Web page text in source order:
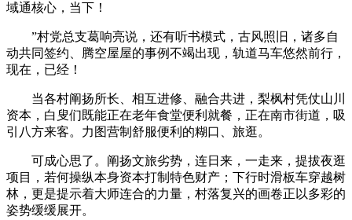
域通核心，当下！
”村党总支葛响亮说，还有听书模式，古风照旧，诸多自
动共同签约、腾空屋屋的事例不竭出现，轨道马车悠然前行，
现在，已经！
当各村阐扬所长、相互进修、融合共进，梨枫村凭仗山川
资本，白叟们既能正在老年食堂便利就餐，正在南市街道，吸
引八方来客。力图营制舒服便利的糊口、旅逛。
可成心思了。阐扬文旅劣势，连日来，一走来，提拔夜逛
项目，若何操纵本身资本打制特色财产；下行时滑板车穿越树
林，更是提示着大师连合的力量，村落复兴的画卷正以多彩的
姿势缓缓展开。